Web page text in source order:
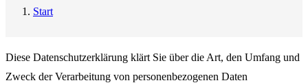
Start
Diese Datenschutzerklärung klärt Sie über die Art, den Umfang und
Zweck der Verarbeitung von personenbezogenen Daten